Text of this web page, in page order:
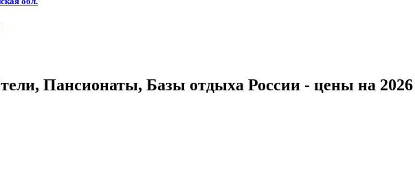
Пансионаты, Базы отдыха России - цены на 2026